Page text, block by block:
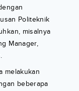
Politeknik
misalnya
Manager,
melakukan
beberapa